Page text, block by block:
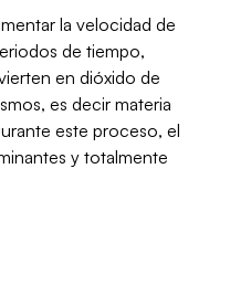
la velocidad de
de tiempo,
en dióxido de
es decir materia
este proceso, el
y totalmente